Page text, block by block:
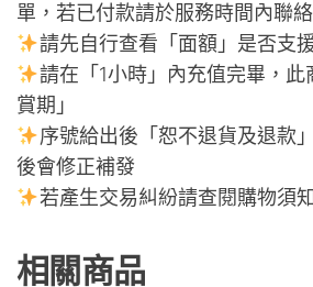
單，若已付款請於服務時間內聯
請先自行查看「面額」是否支
請在「1小時」內充值完畢，
賞期」
序號給出後「恕不退貨及退款
後會修正補發
若產生交易糾紛請查閱購物須
相關商品